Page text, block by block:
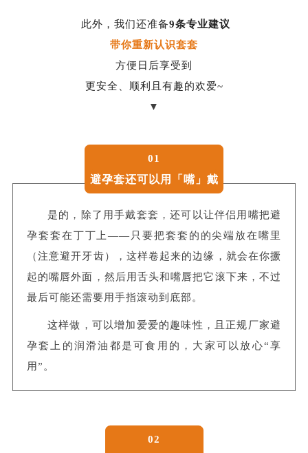
此外，我们还准备9条专业建议
带你重新认识套套
方便日后享受到
更安全、顺利且有趣的欢爱~
▼
01
避孕套还可以用「嘴」戴
是的，除了用手戴套套，还可以让伴侣用嘴把避
孕套套在丁丁上——只要把套套的的尖端放在嘴里
（注意避开牙齿），这样卷起来的边缘，就会在你撅
起的嘴唇外面，然后用舌头和嘴唇把它滚下来，不过
最后可能还需要用手指滚动到底部。
这样做，可以增加爱爱的趣味性，且正规厂家避
孕套上的润滑油都是可食用的，大家可以放心“享
用”。
02